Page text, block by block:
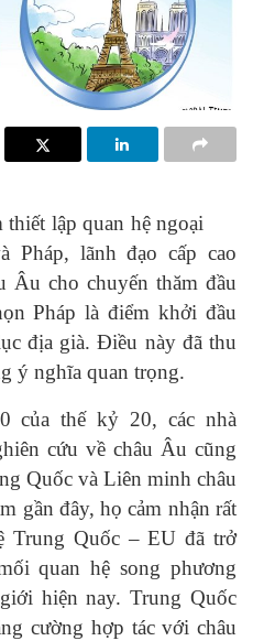
lập quan hệ ngoại
Pháp, lãnh đạo cấp cao
Âu cho chuyến thăm đầu
Pháp là điểm khởi đầu
địa già. Điều này đã thu
ý nghĩa quan trọng.
của thế kỷ 20, các nhà
cứu về châu Âu cũng
Quốc và Liên minh châu
gần đây, họ cảm nhận rất
Trung Quốc – EU đã trở
quan hệ song phương
hiện nay. Trung Quốc
cường hợp tác với châu